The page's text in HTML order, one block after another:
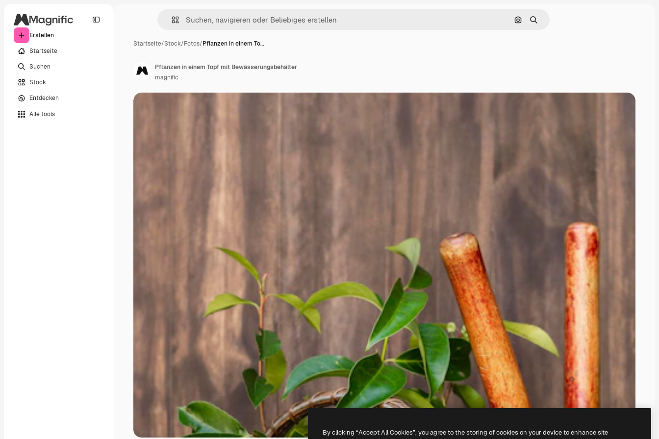
Erstellen
Startseite
Suchen
Stock
Entdecken
Alle tools
Nach Bild suchen
Suchen
Startseite/Stock/Fotos/Pflanzen in einem To…
Pflanzen in einem Topf mit Bewässerungsbehälter
magnific
By clicking “Accept All Cookies”, you agree to the storing of cookies on your device to enhance site